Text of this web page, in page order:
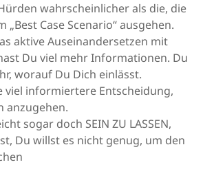
wahrscheinlicher als die, die
„Best Case Scenario“ ausgehen.
aktive Auseinandersetzen mit
Du viel mehr Informationen. Du
worauf Du Dich einlässt.
viel informiertere Entscheidung,
anzugehen.
sogar doch SEIN ZU LASSEN,
Du willst es nicht genug, um den